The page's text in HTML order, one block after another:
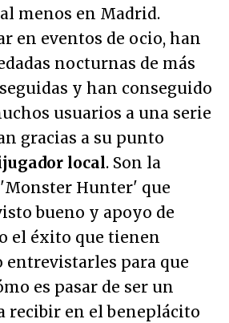
menos en Madrid.
en eventos de ocio, han
nocturnas de más
y han conseguido
usuarios a una serie
gracias a su punto
local. Son la
Hunter' que
bueno y apoyo de
el éxito que tienen
entrevistarles para que
es pasar de ser un
recibir en el beneplácito